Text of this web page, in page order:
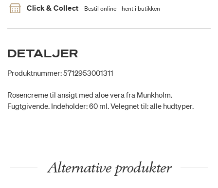
Click & Collect Bestil online - hent i butikken
DETALJER
Produktnummer: 5712953001311
Rosencreme til ansigt med aloe vera fra Munkholm.
Fugtgivende. Indeholder: 60 ml. Velegnet til: alle hudtyper.
Alternative produkter